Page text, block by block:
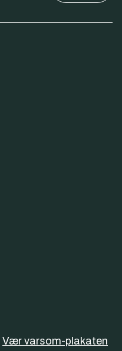
Vær varsom-plakaten